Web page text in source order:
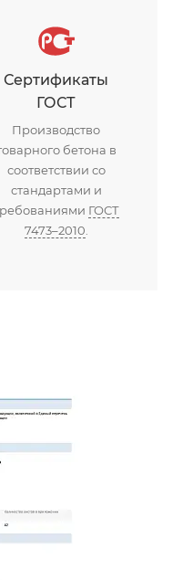
Сертификаты
ГОСТ
Производство
бетона в
соответствии со
стандартами и
ГОСТ
7473–2010